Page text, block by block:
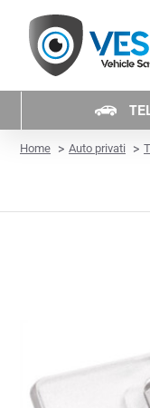
HomehomeAuto privati